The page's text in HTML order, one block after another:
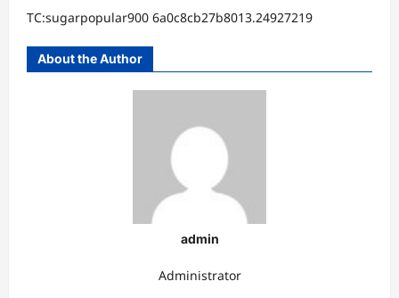
TC:sugarpopular900 6a0c8cb27b8013.24927219
About the Author
admin
Administrator